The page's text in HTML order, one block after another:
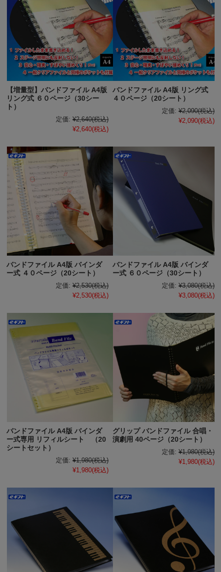
【増量型】バンドファイル A4版
リング式 ６０ページ（30シー
ト）
定価: ¥2,640(税込)
¥2,640(税込)
バンドファイル A4版 リング式
４０ページ（20シート）
定価: ¥2,090(税込)
¥2,090(税込)
バンドファイル A4版 バインダ
ー式 ４０ページ（20シート）
定価: ¥2,530(税込)
¥2,530(税込)
バンドファイル A4版 バインダ
ー式 ６０ページ（30シート）
定価: ¥3,080(税込)
¥3,080(税込)
バンドファイル A4版 バインダ
ー式専用 リフィルシート （20
シートセット）
定価: ¥1,980(税込)
¥1,980(税込)
グリップ バンドファイル 合唱・
演劇用 40ページ（20シート）
定価: ¥1,980(税込)
¥1,980(税込)